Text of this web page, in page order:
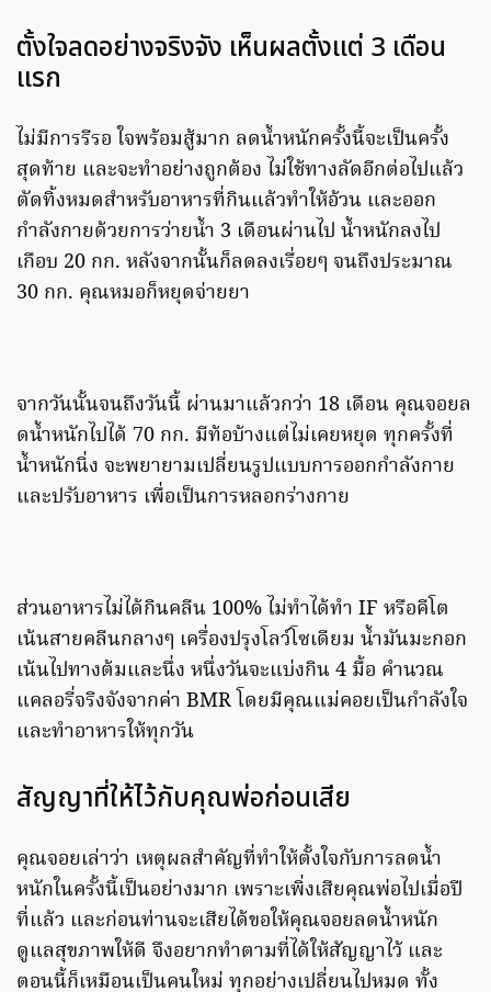
ตั้งใจลดอย่างจริงจัง เห็นผลตั้งแต่ 3 เดือน
แรก
ไม่มีการรีรอ ใจพร้อมสู้มาก ลดน้ำหนักครั้งนี้จะเป็นครั้ง
สุดท้าย และจะทำอย่างถูกต้อง ไม่ใช้ทางลัดอีกต่อไปแล้ว
ตัดทิ้งหมดสำหรับอาหารที่กินแล้วทำให้อ้วน และออก
กำลังกายด้วยการว่ายน้ำ 3 เดือนผ่านไป น้ำหนักลงไป
เกือบ 20 กก. หลังจากนั้นก็ลดลงเรื่อยๆ จนถึงประมาณ
30 กก. คุณหมอก็หยุดจ่ายยา
จากวันนั้นจนถึงวันนี้ ผ่านมาแล้วกว่า 18 เดือน คุณจอยล
ดน้ำหนักไปได้ 70 กก. มีท้อบ้างแต่ไม่เคยหยุด ทุกครั้งที่
น้ำหนักนิ่ง จะพยายามเปลี่ยนรูปแบบการออกกำลังกาย
และปรับอาหาร เพื่อเป็นการหลอกร่างกาย
ส่วนอาหารไม่ได้กินคลีน 100% ไม่ทำได้ทำ IF หรือคีโต
เน้นสายคลีนกลางๆ เครื่องปรุงโลว์โซเดียม น้ำมันมะกอก
เน้นไปทางต้มและนึ่ง หนึ่งวันจะแบ่งกิน 4 มื้อ คำนวณ
แคลอรี่จริงจังจากค่า BMR โดยมีคุณแม่คอยเป็นกำลังใจ
และทำอาหารให้ทุกวัน
สัญญาที่ให้ไว้กับคุณพ่อก่อนเสีย
คุณจอยเล่าว่า เหตุผลสำคัญที่ทำให้ตั้งใจกับการลดน้ำ
หนักในครั้งนี้เป็นอย่างมาก เพราะเพิ่งเสียคุณพ่อไปเมื่อปี
ที่แล้ว และก่อนท่านจะเสียได้ขอให้คุณจอยลดน้ำหนัก
ดูแลสุขภาพให้ดี จึงอยากทำตามที่ได้ให้สัญญาไว้ และ
ตอนนี้ก็เหมือนเป็นคนใหม่ ทุกอย่างเปลี่ยนไปหมด ทั้ง